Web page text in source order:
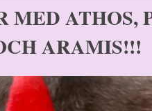
MED ATHOS,
ARAMIS!!!